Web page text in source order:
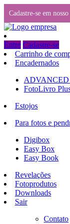
Cadastre-se em
Entre Cadastre-se
Carrinho de
Encadernados
ADVANCED
FotoLivro
Estojos
Para fotos e
Digibox
Easy Box
Easy Book
Revelações
Fotoprodutos
Downloads
Sair
Contato